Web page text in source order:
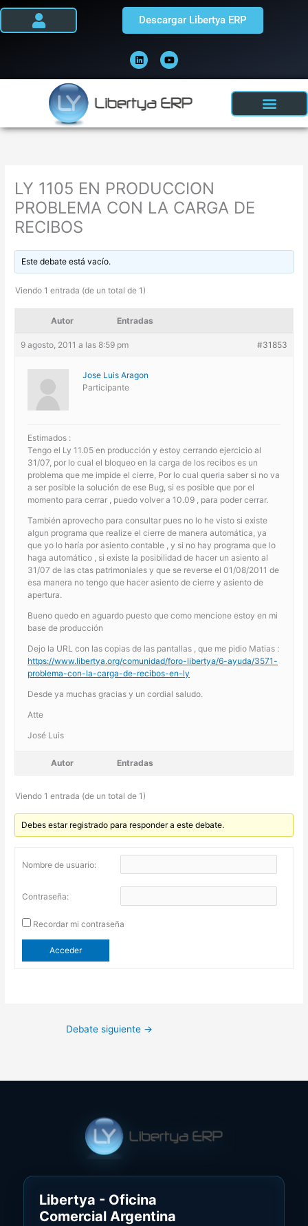
Ir
i
n
k
e
i
n
o
u
t
u
e
Descargar Libertya ERP
LY 1105 EN PRODUCCION
PROBLEMA CON LA CARGA DE
RECIBOS
Este debate está vacío.
Viendo 1 entrada (de un total de 1)
Autor Entradas
9 agosto, 2011 a las 8:59 pm #31853
Jose Luis Aragon
Participante
Estimados :
Tengo el Ly 11.05 en producción y estoy cerrando ejercicio al
31/07, por lo cual el bloqueo en la carga de los recibos es un
problema que me impide el cierre, Por lo cual queria saber si no va
a ser posible la solución de ese Bug, si es posible que por el
momento para cerrar , puedo volver a 10.09 , para poder cerrar.
También aprovecho para consultar pues no lo he visto si existe
algun programa que realize el cierre de manera automática, ya
que yo lo haría por asiento contable , y si no hay programa que lo
haga automático , si existe la posibilidad de hacer un asiento al
31/07 de las ctas patrimoniales y que se reverse el 01/08/2011 de
esa manera no tengo que hacer asiento de cierre y asiento de
apertura.
Bueno quedo en aguardo puesto que como mencione estoy en mi
base de producción
Dejo la URL con las copias de las pantallas , que me pidio Matias :
https://www.libertya.org/comunidad/foro-libertya/6-ayuda/3571-
problema-con-la-carga-de-recibos-en-ly
Desde ya muchas gracias y un cordial saludo.
Atte
José Luis
Autor Entradas
Viendo 1 entrada (de un total de 1)
Debes estar registrado para responder a este debate.
Nombre de usuario:
Contraseña:
Recordar mi contraseña
Acceder
Debate siguiente →
Libertya - Oficina
Comercial Argentina